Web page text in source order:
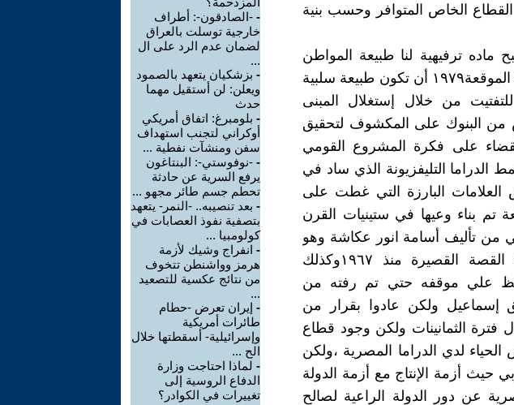
الخاص المتوافر وحسب بنية
وظيفة التلفزيون ما بعد 1974 لتصبح ماده ترفيهية لنا طبيعة المواطن
المراد توفيرها كانت تقتضي وفق إتفاقية الهدنة الموقعة١٩٧٩ أن تكون طبيعة سلبية
من خلال إستغلال المبنى
من البنوك على المكشوف لتحقيق
على فكرة المشروع القومي
60، ومع تحليل نمط الدراما التليفزيونة الذي ساد في
البارزة التي غطت على
بناء وعيها في ستينيات القرن
من تأليف أسامة انور عكاشة وهو
من مثقفي الستينيات وبرز نبوغه في كتابة القصة القصيرة منذ ١٩٦٧وكذلك
علي موقفه حتي تم رفته من
إسماعيل ولكن عادوا بقرار من
فترة الثمانينات ولكن وجود قطاع
الحياء لدي الدراما المصرية ،ولكن
حيث أزمة الإنتاج مع أزمة الدولة
الدولة المصرية عن دور الدولة الراعية لصالح
- -الصادقون-: أطراف
خارجية توسلت بالعراق
لضمان عدم الرد على ال
...
- بزشكيان يتعهد بالصمود
ويعلن: لن أستقيل مهما
حدث
- بلومبرغ: اتفاق أمريكي
أوكراني لتجنب استهداف
سفن ومنشآت نفطية ...
- -نوفوستي-: البنتاغون
يرفع السرية عن حادثة
تحطم جسم طائر مجهو ...
- بعد تنصيبه.. -النمر- يتعهد
بتصفية نفوذ العصابات في
كولومبيا ...
- انفراج وشيك لأزمة
هرمز وواشنطن تتخوف
من نتائج عكسية للتصعيد
...
- إيران تعرض -حطام
طائرات أمريكية
وإسرائيلية- أسقطتها خلال
الح ...
- لماذا احتاجت وزارة
الدفاع الروسية إلى
تغييرات في الكوادر؟